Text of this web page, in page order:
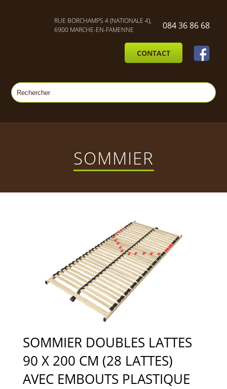
RUE BORCHAMPS 4 (NATIONALE 4),
6900 MARCHE-EN-FAMENNE
084 36 86 68
CONTACT
SOMMIER
SOMMIER DOUBLES LATTES
90 X 200 CM (28 LATTES)
AVEC EMBOUTS PLASTIQUE